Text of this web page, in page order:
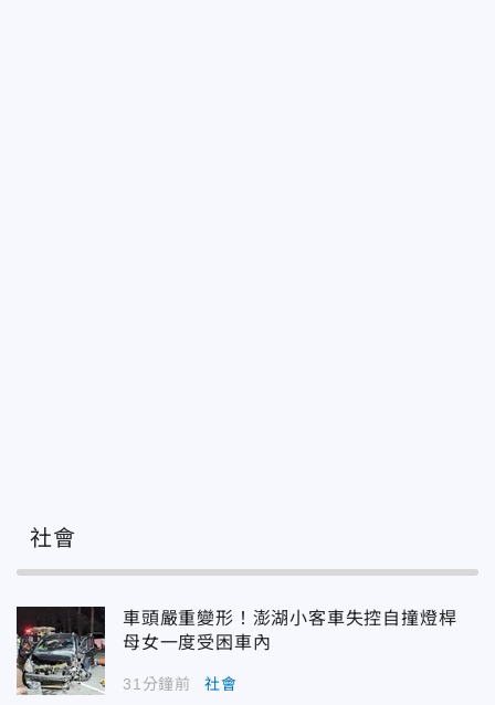
社會
車頭嚴重變形！澎湖小客車失控自撞燈桿
母女一度受困車內
31分鐘前 社會